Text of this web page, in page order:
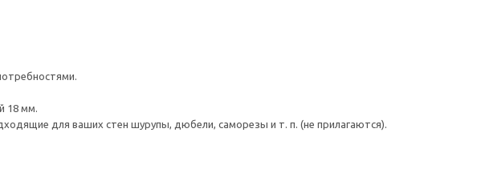
18 мм.
для ваших стен шурупы, дюбели, саморезы и т. п. (не прилагаются).